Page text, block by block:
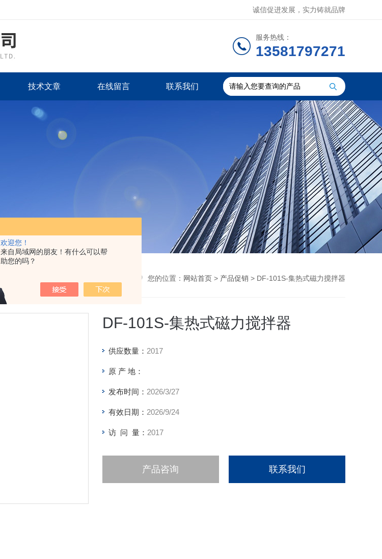
欢迎您！
来自局域网的朋友！有什么可以帮
助您的吗？
诚信促进发展，实力铸就品牌
服务热线：
13581797271
技术文章 在线留言 联系我们
您的位置： 网站首页 > 产品促销 > DF-101S-集热式磁力搅拌器
DF-101S-集热式磁力搅拌器
供应数量： 2017
原 产 地：
发布时间： 2026/3/27
有效日期： 2026/9/24
访 问 量： 2017
产品咨询 联系我们